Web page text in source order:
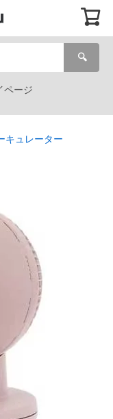
🔍
ページ
キュレーター